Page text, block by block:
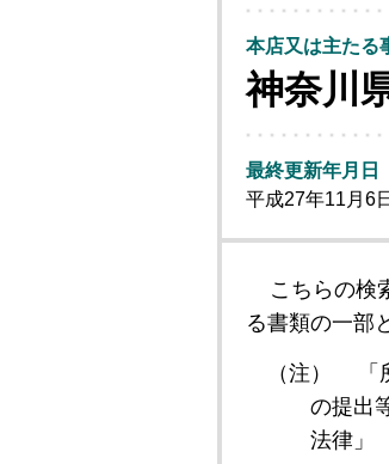
本店又は主たる
神奈川
最終更新年月日
平成27年11月6日
こちらの検
る書類の一部
（注）
の提出
法律」